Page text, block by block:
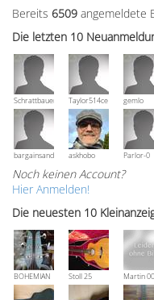
Bereits 6509 angemeldete
Die letzten 10
Schrattbauer Taylor514ce gemlo
bargainsandmoreaskhobo Parlor-0
Noch keinen Account?
Hier Anmelden!
Die neuesten 10
BOHEMIAN
Rozawood
Bestzustand
Stoll 25
anniversary
Martin
18V, Bj